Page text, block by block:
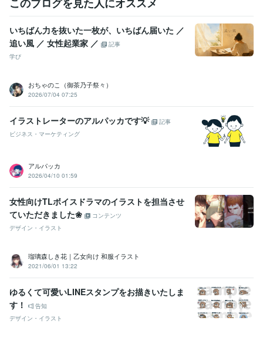
いちばん力を抜いた一枚が、いちばん届いた ／
追い風 ／ 女性起業家 ／
記事
学び
おちゃのこ（御茶乃子祭々）
2026/07/04 07:25
イラストレーターのアルパッカです💡
記事
ビジネス・マーケティング
アルパッカ
2026/04/10 01:59
女性向けTLボイスドラマのイラストを担当させ
ていただきました❀
コンテンツ
デザイン・イラスト
瑠璃森しき花｜乙女向け 和服イラスト
2021/06/01 13:22
ゆるくて可愛いLINEスタンプをお描きいたしま
す！
告知
デザイン・イラスト